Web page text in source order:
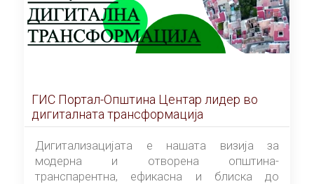
ГИС Портал-Општина Центар лидер во
дигиталната трансформација
Дигитализацијата е нашата визија за
модерна и отворена општина-
транспарентна, ефикасна и блиска до